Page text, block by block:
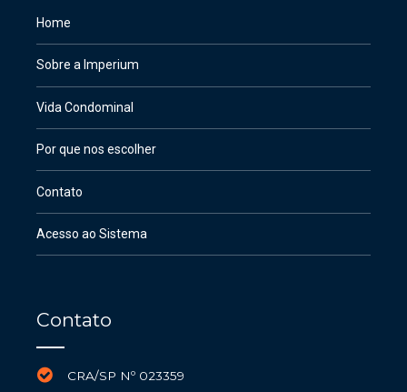
Home
Sobre a Imperium
Vida Condominal
Por que nos escolher
Contato
Acesso ao Sistema
Contato
CRA/SP Nº 023359